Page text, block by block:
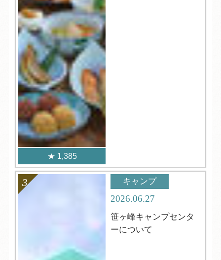
1,385
キャンプ
2026.06.27
笹ヶ峰キャンプセンタ
ーについて